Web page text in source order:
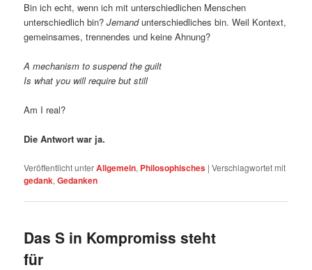
Bin ich echt, wenn ich mit unterschiedlichen Menschen
unterschiedlich bin?Jemandunterschiedliches bin. Weil Kontext,
gemeinsames, trennendes und keine Ahnung?
A mechanism to suspend the guilt
Is what you will require but still
Am I real?
Die Antwort war ja.
Veröffentlicht unterAllgemein, Philosophisches |Verschlagwortet mit
gedank,Gedanken
Das S in Kompromiss steht
für